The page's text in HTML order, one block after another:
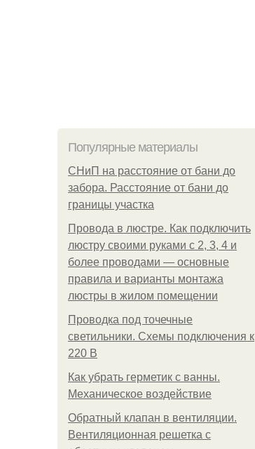
Популярные материалы
СНиП на расстояние от бани до
забора. Расстояние от бани до
границы участка
Провода в люстре. Как подключить
люстру своими руками с 2, 3, 4 и
более проводами — основные
правила и варианты монтажа
люстры в жилом помещении
Проводка под точечные
светильники. Схемы подключения к
220 В
Как убрать герметик с ванны.
Механическое воздействие
Обратный клапан в вентиляции.
Вентиляционная решетка с